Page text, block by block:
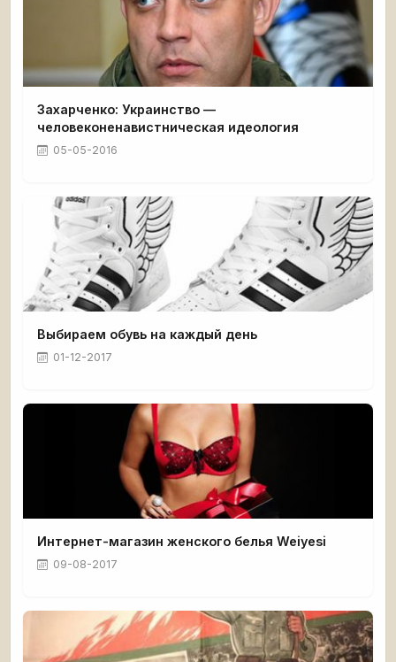
Захарченко: Украинство —
человеконенавистническая идеология
05-05-2016
Выбираем обувь на каждый день
01-12-2017
Интернет-магазин женского белья Weiyesi
09-08-2017